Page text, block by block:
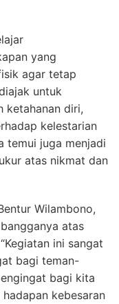
yang
agar tetap
untuk
ketahanan diri,
kelestarian
temui juga menjadi
atas nikmat dan
Wilambono,
atas
ini sangat
bagi teman-
bagi kita
kebesaran